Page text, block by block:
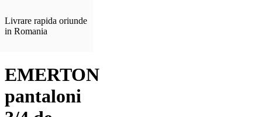
Livrare rapida oriunde
in Romania
EMERTON
pantaloni